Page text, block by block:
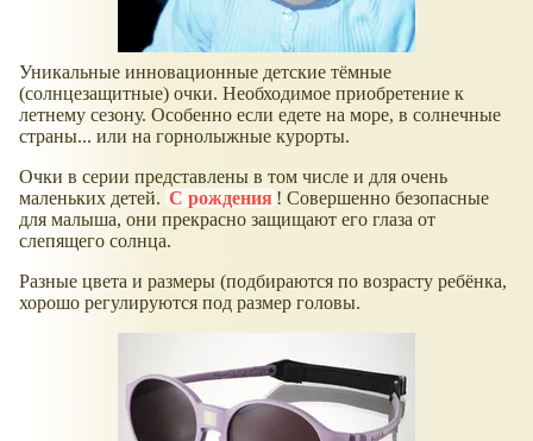
Уникальные инновационные детские тёмные
(солнцезащитные) очки. Необходимое приобретение к
летнему сезону. Особенно если едете на море, в солнечные
страны... или на горнолыжные курорты.
Очки в серии представлены в том числе и для очень
маленьких детей. С рождения ! Совершенно безопасные
для малыша, они прекрасно защищают его глаза от
слепящего солнца.
Разные цвета и размеры (подбираются по возрасту ребёнка,
хорошо регулируются под размер головы.